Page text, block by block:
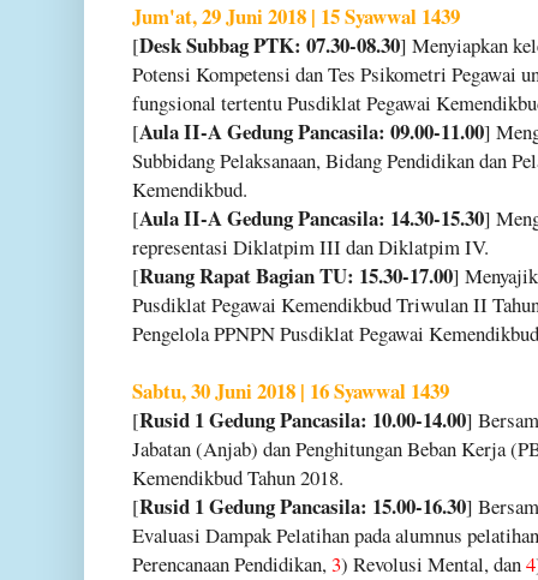
Jum'at, 29 Juni 2018 | 15 Syawwal 1439
[Desk Subbag PTK: 07.30-08.30] Menyiapkan
Potensi Kompetensi dan Tes Psikometri Pegawai
fungsional tertentu Pusdiklat Pegawai
[Aula II-A Gedung Pancasila: 09.00-11.00]
Subbidang Pelaksanaan, Bidang Pendidikan dan
Kemendikbud.
[Aula II-A Gedung Pancasila: 14.30-15.30]
representasi Diklatpim III dan Diklatpim IV.
[Ruang Rapat Bagian TU: 15.30-17.00]
Pusdiklat Pegawai Kemendikbud Triwulan II
Pengelola PPNPN Pusdiklat Pegawai
Sabtu, 30 Juni 2018 | 16 Syawwal 1439
[Rusid 1 Gedung Pancasila: 10.00-14.00]
Jabatan (Anjab) dan Penghitungan Beban Kerja
Kemendikbud Tahun 2018.
[Rusid 1 Gedung Pancasila: 15.00-16.30]
Evaluasi Dampak Pelatihan pada alumnus
Perencanaan Pendidikan,3) Revolusi Mental, dan4